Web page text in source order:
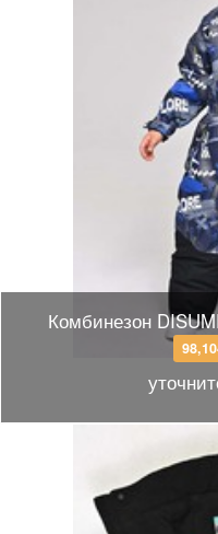
Комбинезон